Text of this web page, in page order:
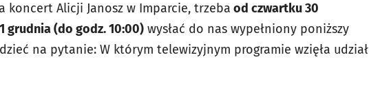
koncert Alicji Janosz w Imparcie, trzeba od czwartku 30
grudnia (do godz. 10:00) wysłać do nas wypełniony poniższy
na pytanie: W którym telewizyjnym programie wzięła udział